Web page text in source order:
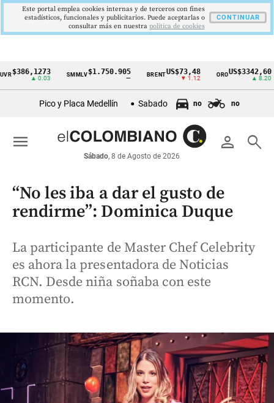
Cintillo
económicos
Colombia
▲ 0.03
SMMLV$1.750.905 BRENT US$73,48
▼ 1.12
ORO US$3342,60
Pico y Placa Medellín Sabado no no
person search
Sábado, 8 de Agosto de 2026
menu
“No les iba a dar el gusto de
rendirme”: Dominica Duque
La participante de Master Chef Celebrity
es ahora la presentadora de Noticias
RCN. Desde niña soñaba con este
momento.
Este portal emplea cookies internas y de terceros con fines
estadísticos, funcionales y publicitarios. Puede aceptarlas o
consultar más en nuestra politica de cookies
CONTINUAR